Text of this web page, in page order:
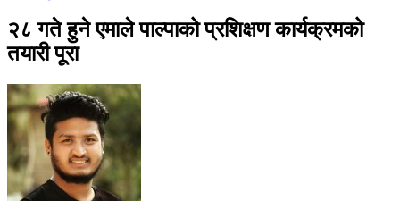
२८ गते हुने एमाले पाल्पाको प्रशिक्षण कार्यक्रमको
तयारी पूरा